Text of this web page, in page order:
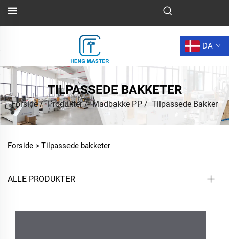
DA
TILPASSEDE BAKKETER
Forside/Produkter/Madbakke PP/ Tilpassede Bakker
Forside > Tilpassede bakketer
ALLE PRODUKTER